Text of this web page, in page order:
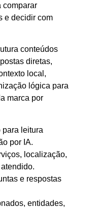
comparar
e decidir com
conteúdos
diretas,
local,
lógica para
marca por
para leitura
por IA.
localização,
e respostas
entidades,